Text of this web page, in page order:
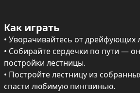
Как играть
• Уворачивайтесь от дрейфующих
• Собирайте сердечки по пути —
постройки лестницы.
• Постройте лестницу из
спасти любимую пингвинью.